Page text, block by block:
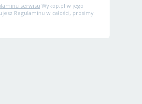
serwisu Wykop.pl w jego
Regulaminu w całości, prosimy